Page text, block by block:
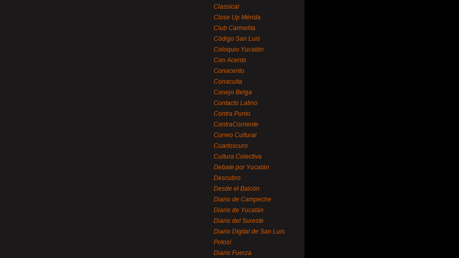
Classical
Close Up Mérida
Club Carmelita
Código San Luis
Coloquio Yucatán
Con Acento
Conacento
Conaculta
Conejo Belga
Contacto Latino
Contra Punto
ContraCorriente
Correo Cultural
Cuartoscuro
Cultura Colectiva
Debate por Yucatán
Descubro
Desde el Balcón
Diario de Campeche
Diario de Yucatán
Diario del Sureste
Diario Digital de San Luis
Potosí
Diario Fuerza